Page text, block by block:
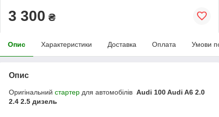
3 300 ₴
Опис Характеристики Доставка Оплата Умови
Опис
Оригінальний стартер для автомобілів Audi 100 Audi A6 2.0
2.4 2.5 дизель